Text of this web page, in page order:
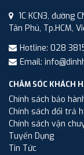
1C KCN3, đường
Tân Phú, Tp.HCM,
Hotline: 028
Email:
CHĂM SÓC KHÁCH
Chính sách bảo
Chính sách đổi trả
Chính sách vận
Tuyển Dụng
Tin Tức